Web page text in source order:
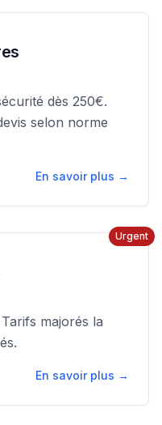
dès 250€.
selon norme
En savoir plus →
Urgent
majorés la
En savoir plus →